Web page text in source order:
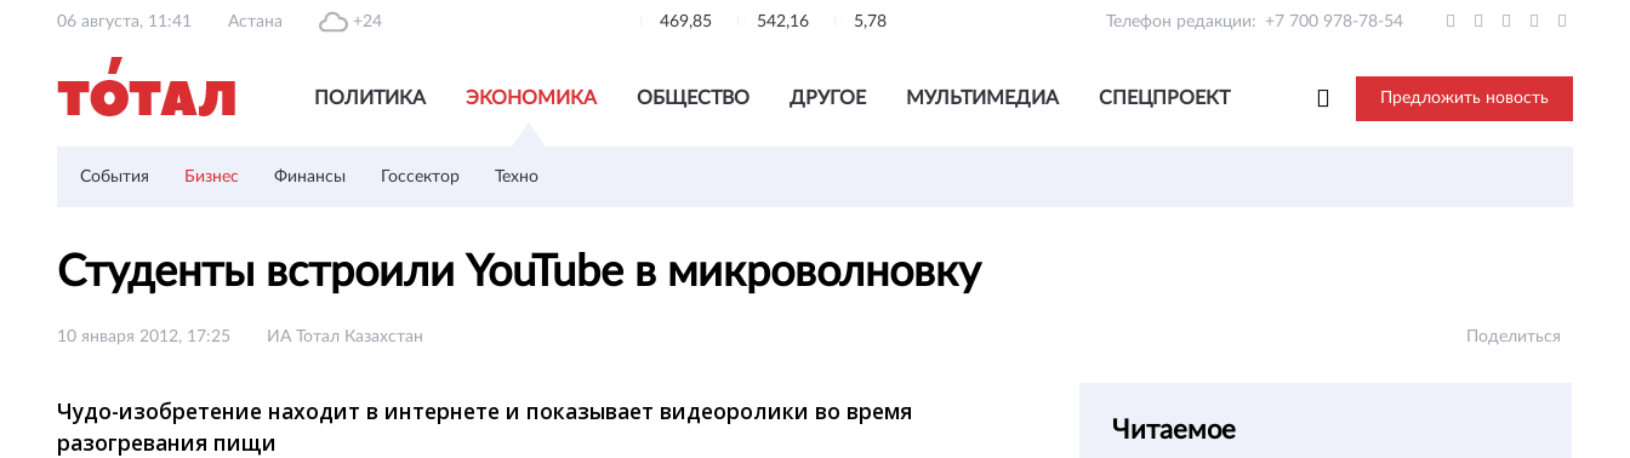
06 августа, 11:41 Астана +24 469,85 542,16 5,78 Телефон редакции: +7 700 978-78-54
ПОЛИТИКА ЭКОНОМИКА ОБЩЕСТВО ДРУГОЕ МУЛЬТИМЕДИА СПЕЦПРОЕКТ Предложить новость
События Бизнес Финансы Госсектор Техно
Студенты встроили YouTube в микроволновку
10 января 2012, 17:25 ИА Тотал Казахстан Поделиться
Чудо-изобретение находит в интернете и показывает видеоролики во время
разогревания пищи
Читаемое